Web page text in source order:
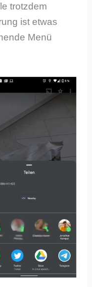
trotzdem
ist etwas
Menü